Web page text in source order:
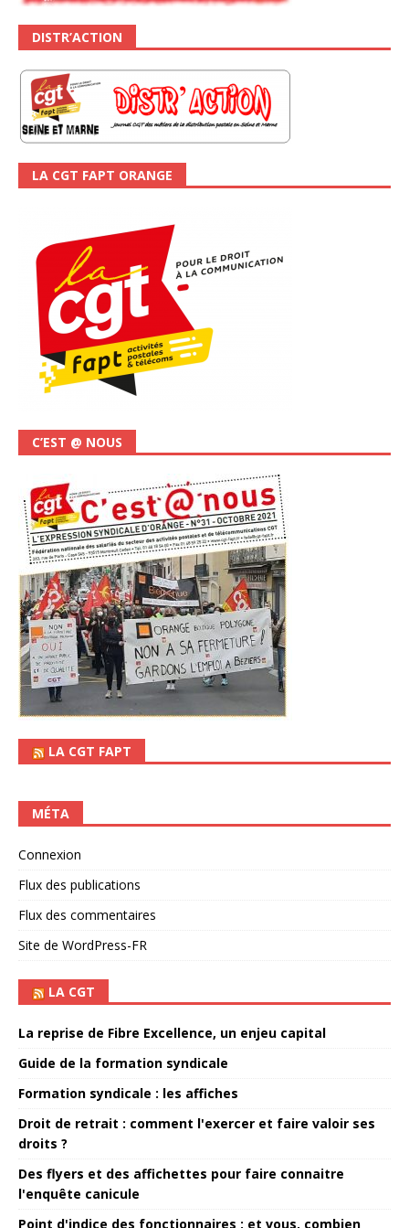
DISTR’ACTION
LA CGT FAPT ORANGE
C’EST @ NOUS
LA CGT FAPT
MÉTA
Connexion
Flux des publications
Flux des commentaires
Site de WordPress-FR
LA CGT
La reprise de Fibre Excellence, un enjeu capital
Guide de la formation syndicale
Formation syndicale : les affiches
Droit de retrait : comment l'exercer et faire valoir ses
droits ?
Des flyers et des affichettes pour faire connaitre
l'enquête canicule
Point d'indice des fonctionnaires : et vous, combien